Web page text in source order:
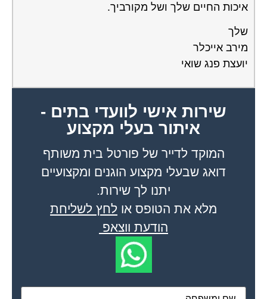
איכות החיים שלך ושל מקורביך.
שלך
מירב אייכלר
יועצת פנג שואי
שירות אישי לוועדי בתים -
איתור בעלי מקצוע
המוקד לדייר של פורטל בית משותף
דואג שבעלי מקצוע הוגנים ומקצועיים
יתנו לך שירות.
מלא את הטופס או לחץ לשליחת
הודעת ווצאפ